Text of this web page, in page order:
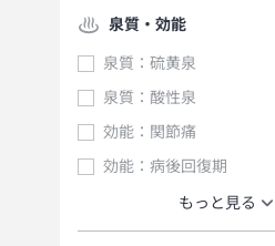
泉質・効能
泉質：硫黄泉
泉質：酸性泉
効能：関節痛
効能：病後回復期
もっと見る